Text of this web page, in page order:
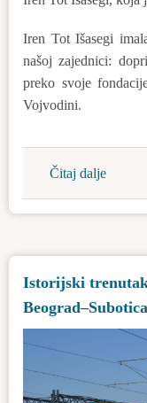
Iren Tot Išasegi
našoj zajednici:
preko svoje
Vojvodini.
Čitaj dalje
ploča
Iren
Tot
Išasegi
Istorijski
Beograd–Subotica